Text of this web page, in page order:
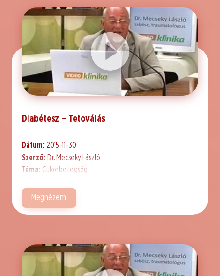
Diabétesz – Tetoválás
Dátum: 2015-11-30
Szerző: Dr. Mecseky László
Téma: Cukorbetegség
Megnézem